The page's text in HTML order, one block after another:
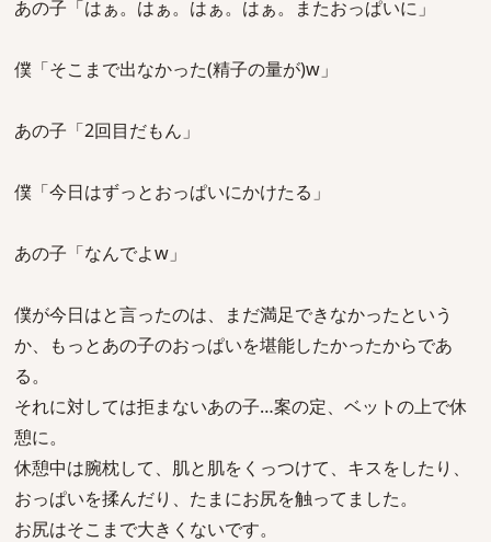
あの子「はぁ。はぁ。はぁ。はぁ。またおっぱいに」
僕「そこまで出なかった(精子の量が)w」
あの子「2回目だもん」
僕「今日はずっとおっぱいにかけたる」
あの子「なんでよw」
僕が今日はと言ったのは、まだ満足できなかったという
か、もっとあの子のおっぱいを堪能したかったからであ
る。
それに対しては拒まないあの子…案の定、ベットの上で休
憩に。
休憩中は腕枕して、肌と肌をくっつけて、キスをしたり、
おっぱいを揉んだり、たまにお尻を触ってました。
お尻はそこまで大きくないです。